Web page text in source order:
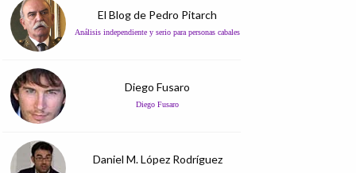
El Blog de Pedro Pitarch
Análisis independiente y serio para personas cabales
Diego Fusaro
Diego Fusaro
Daniel M. López Rodríguez